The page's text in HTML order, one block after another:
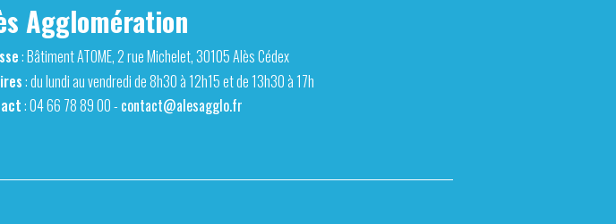
Agglomération
: Bâtiment ATOME, 2 rue Michelet, 30105 Alès Cédex
: du lundi au vendredi de 8h30 à 12h15 et de 13h30 à 17h
: 04 66 78 89 00 - contact@alesagglo.fr